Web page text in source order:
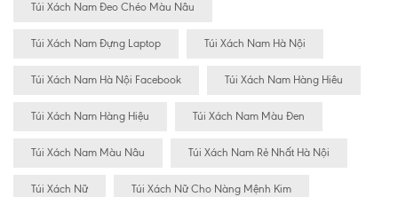
Túi Xách Nam Đeo Chéo Màu Nâu
Túi Xách Nam Đựng Laptop Túi Xách Nam Hà Nội
Túi Xách Nam Hà Nội Facebook Túi Xách Nam Hàng Hiêu
Túi Xách Nam Hàng Hiệu Túi Xách Nam Màu Đen
Túi Xách Nam Màu Nâu Túi Xách Nam Rẻ Nhất Hà Nội
Túi Xách Nữ Túi Xách Nữ Cho Nàng Mệnh Kim